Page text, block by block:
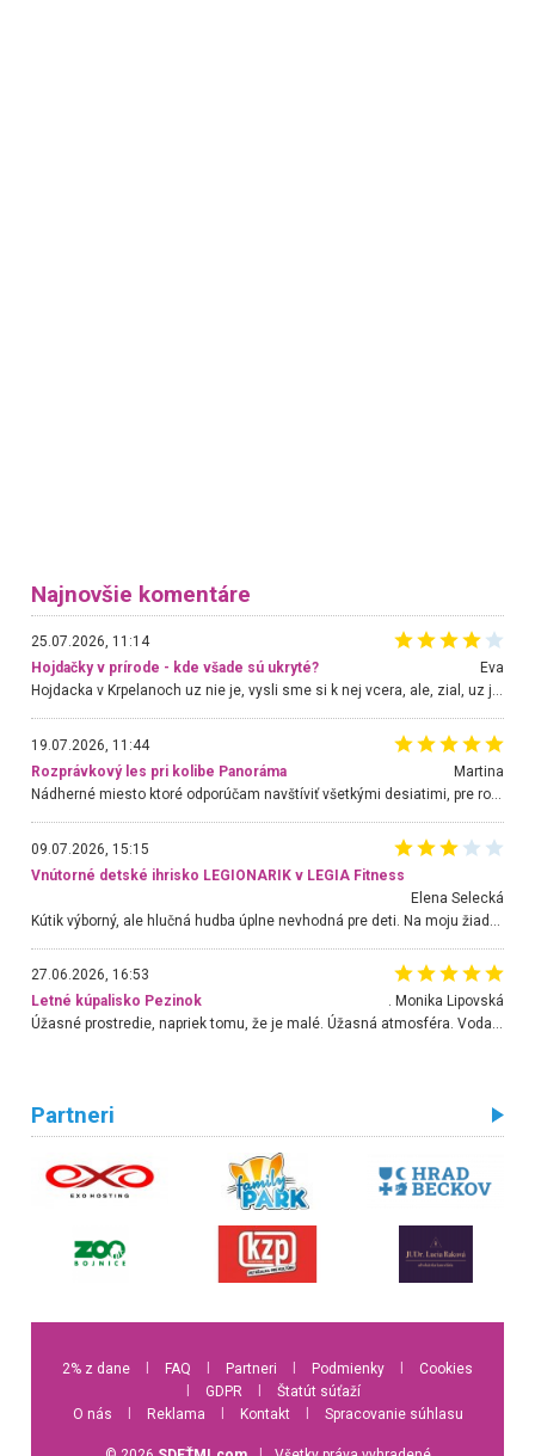
Najnovšie komentáre
25.07.2026, 11:14
Hojdačky v prírode - kde všade sú ukryté?
Eva
Hojdacka v Krpelanoch uz nie je, vysli sme si k nej vcera, ale, zial, uz je znicena. Ak sem planujete cestu len kvoli hojdacke, mozete si ju usetrit. Krasny vyhlad je tu vsak aj bez hojdacky :-)
19.07.2026, 11:44
Rozprávkový les pri kolibe Panoráma
Martina
Nádherné miesto ktoré odporúčam navštíviť všetkými desiatimi, pre rodiny s deťmi, dôchodcom... Proste a jednoducho ozaj rozprávkový les.. určite ešte prídeme. Odniesli sme si na pamiatku krásne tričká,
09.07.2026, 15:15
Vnútorné detské ihrisko LEGIONARIK v LEGIA Fitness
Elena Selecká
27.06.2026, 16:53
Letné kúpalisko Pezinok
. Monika Lipovská
Úžasné prostredie, napriek tomu, že je malé. Úžasná atmosféra. Voda fantastická a nádherná. Ľudí je pomerne veľa, ale su mili a ohľaduplní. Je veľmi zaujímavé sledovať, ako dokážu spolu športovať cudzí ľudia a bez ohľadu na vek. Vládne tu pohoda. Vnuka neviem dostať z vody. Ďakujem za krásny deň . Urcite sa sem vrátim. Jediný problém je s parkovaním, ale aj ten sa mi podarilo vyriešiť. Monika Bratislava
Partneri
2% z dane FAQ Partneri Podmienky
Cookies
GDPR
Štatút súťaží
O nás
Reklama Kontakt Spracovanie súhlasu